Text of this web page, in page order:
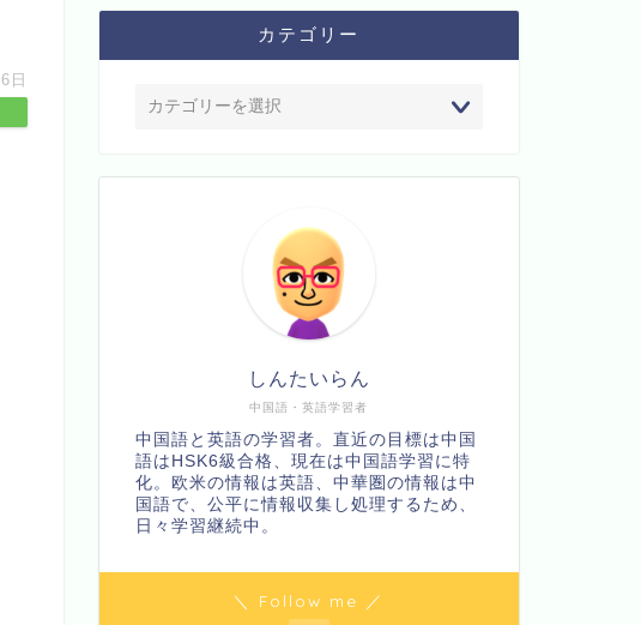
日
カテゴリー
中国語・英語学習者
しんたいらん
中国語と英語の学習者。直近の目標は中国
語はHSK6級合格、現在は中国語学習に特
化。欧米の情報は英語、中華圏の情報は中
国語で、公平に情報収集し処理するため、
日々学習継続中。
＼ Follow me ／